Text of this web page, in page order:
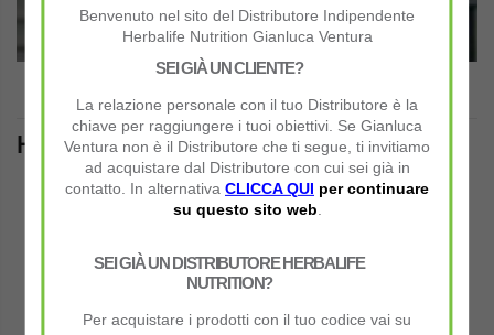
Benvenuto nel sito del Distributore Indipendente
Herbalife Nutrition Gianluca Ventura
SEI GIÀ UN CLIENTE?
La relazione personale con il tuo Distributore è la
chiave per raggiungere i tuoi obiettivi. Se Gianluca
Ventura non è il Distributore che ti segue, ti invitiamo
ad acquistare dal Distributore con cui sei già in
contatto. In alternativa CLICCA QUI per continuare
su questo sito web.
SEI GIÀ UN DISTRIBUTORE HERBALIFE
NUTRITION?
Per acquistare i prodotti con il tuo codice vai su
Herbalife Prolong contiene:
30 g di carboidratiper porzione: uno degli energy gel più
concentrati sul mercato
Miscela di carboidrati difacile assorbimento
Vitamina B12eTiamina
normale metabolismo energetico